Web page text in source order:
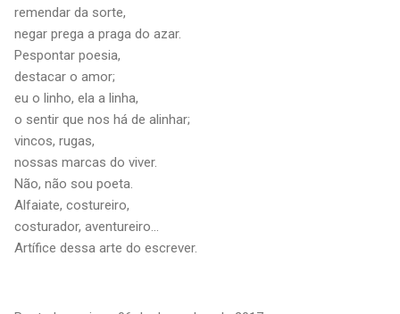
remendar da sorte,
negar prega a praga do azar.
Pespontar poesia,
destacar o amor;
eu o linho, ela a linha,
o sentir que nos há de alinhar;
vincos, rugas,
nossas marcas do viver.
Não, não sou poeta.
Alfaiate, costureiro,
costurador, aventureiro...
Artífice dessa arte do escrever.